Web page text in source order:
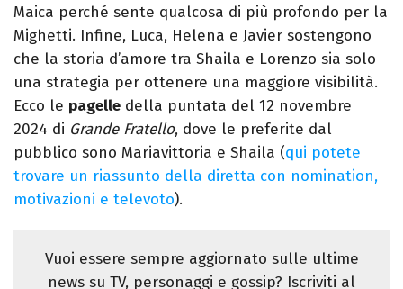
Maica perché sente qualcosa di più profondo per la
Mighetti. Infine, Luca, Helena e Javier sostengono
che la storia d’amore tra Shaila e Lorenzo sia solo
una strategia per ottenere una maggiore visibilità.
Ecco le pagelle della puntata del 12 novembre
2024 di Grande Fratello, dove le preferite dal
pubblico sono Mariavittoria e Shaila (qui potete
trovare un riassunto della diretta con nomination,
motivazioni e televoto).
Vuoi essere sempre aggiornato sulle ultime
news su TV, personaggi e gossip? Iscriviti al